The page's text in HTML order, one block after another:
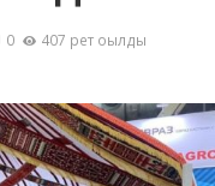
0 407 рет оқылды